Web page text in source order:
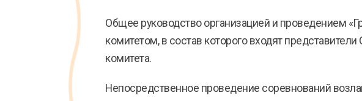
Общее руководство организацией и проведением
комитетом, в состав которого входят
комитета.
Непосредственное проведение соревнований